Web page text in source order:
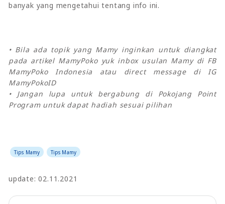
banyak yang mengetahui tentang info ini.
• Bila ada topik yang Mamy inginkan untuk diangkat
pada artikel MamyPoko yuk inbox usulan Mamy di FB
MamyPoko Indonesia atau direct message di IG
MamyPokoID
• Jangan lupa untuk bergabung di Pokojang Point
Program untuk dapat hadiah sesuai pilihan
Tips Mamy Tips Mamy
update: 02.11.2021